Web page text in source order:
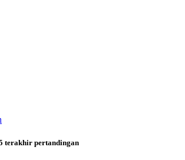
terakhir pertandingan